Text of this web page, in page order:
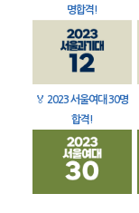
명합격!
🏅 2023 서울여대 30명
합격!